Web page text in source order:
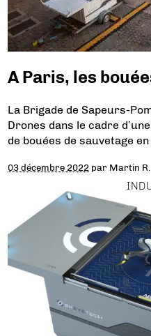
A Paris, les
La Brigade de Sapeurs-
Drones dans le cadre
de bouées de sauvetage
03 décembre 2022 par Martin R.